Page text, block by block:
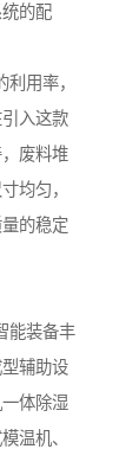
的配
用率，
入这款
废料堆
均匀，
的稳定
能装备丰
辅助设
体除湿
温机、